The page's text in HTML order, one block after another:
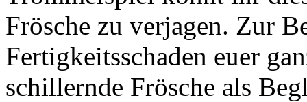
Frösche zu verjagen. Zur
Fertigkeitsschaden euer
schillernde Frösche als